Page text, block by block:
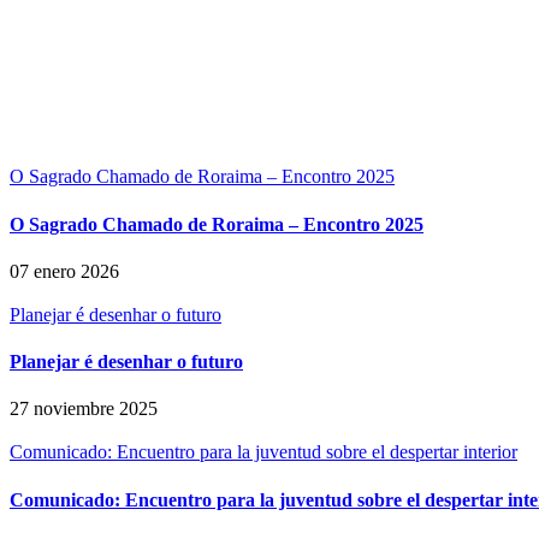
O Sagrado Chamado de Roraima – Encontro 2025
O Sagrado Chamado de Roraima – Encontro 2025
07 enero 2026
Planejar é desenhar o futuro
Planejar é desenhar o futuro
27 noviembre 2025
Comunicado: Encuentro para la juventud sobre el despertar interior
Comunicado: Encuentro para la juventud sobre el despertar